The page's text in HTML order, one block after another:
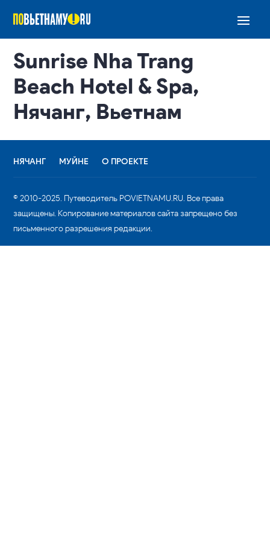
Sunrise Nha Trang
Beach Hotel & Spa,
Нячанг, Вьетнам
НЯЧАНГ МУЙНЕ О ПРОЕКТЕ
© 2010-2025. Путеводитель POVIETNAMU.RU. Все права
защищены. Копирование материалов сайта запрещено без
письменного разрешения редакции.